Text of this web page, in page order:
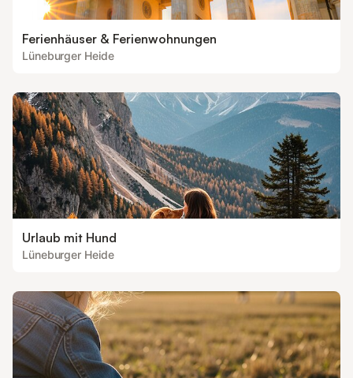
Ferienhäuser & Ferienwohnungen
Lüneburger Heide
Urlaub mit Hund
Lüneburger Heide